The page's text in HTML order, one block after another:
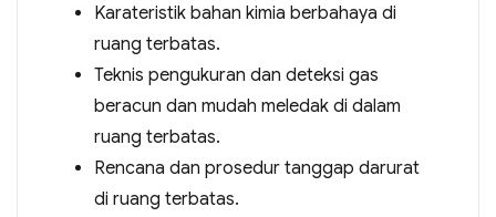
Karateristik bahan kimia berbahaya di
ruang terbatas.
Teknis pengukuran dan deteksi gas
beracun dan mudah meledak di dalam
ruang terbatas.
Rencana dan prosedur tanggap darurat
di ruang terbatas.